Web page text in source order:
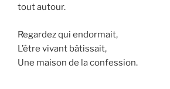
tout autour.
Regardez qui endormait,
L’être vivant bâtissait,
Une maison de la confession.